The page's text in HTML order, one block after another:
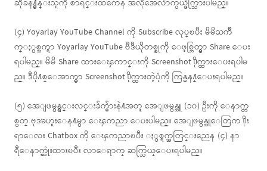
ဆိုခန႔္မွန္းသူကို စာရင္းထဲကေန အလိုအေလ်ာက္ပယ္ဖ်က္သြားပါမည္။
(၄) Yoyarlay YouTube Channel ကို Subscribe လုပ္ၿပီး မိမိႀကိဳ
က္ႏွစ္သက္ရာ Yoyarlay YouTube ဗီဒီယိုတစ္ခုကို ေဖ့စ္ဘြတ္မွာ Share ေပး
ရပါမည္။ မိမိ Share ထားေၾကာင္းကို Screenshot ႐ိုက္ထားေပးရပါမ
ည္။ ဒီပို႔စ္ေအာက္မွာ Screenshot ႐ိုက္ထားတဲ့ပုံကို ကြန္မန႔္ေပးရပါမည္။
(၅) အေျဖမွန္ရွင္းလင္းခ်က္မ်ားနဲ႔အတူ အေျဖမွန္သူ (၁၀) ဦးကို ေနာက္တ
စ္ပတ္ ဗုဒၶဟူးေန႔မွာ ေၾကညာ ေပးပါမည္။ အေျဖမွန္သူေတြက ႐ိုး
ရာေလး Chatbox ကို ေၾကညာၿပီး ႏွစ္ရက္အတြင္းညေန (၄) နာ
ရီေနာက္ဆုံးထားၿပီး လာေရာက္ ဆက္သြယ္ေပးရပါမည္။